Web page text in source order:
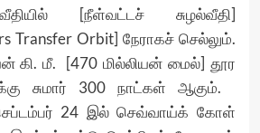
[நீள்வட்டச் சுழல்வீதி]
Transfer Orbit] நேராகச் செல்லும்.
கி. மீ. [470 மில்லியன் மைல்] தூர
சுமார் 300 நாட்கள் ஆகும்.
செப்டம்பர் 24 இல் செவ்வாய்க் கோள்